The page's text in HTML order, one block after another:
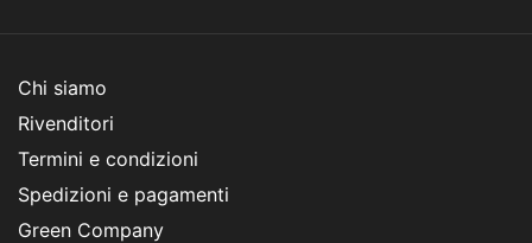
Chi siamo
Rivenditori
Termini e condizioni
Spedizioni e pagamenti
Green Company